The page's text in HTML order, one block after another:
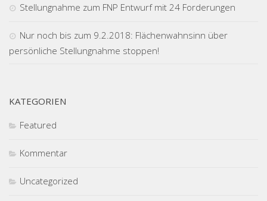
Stellungnahme zum FNP Entwurf mit 24 Forderungen
Nur noch bis zum 9.2.2018: Flächenwahnsinn über
persönliche Stellungnahme stoppen!
KATEGORIEN
Featured
Kommentar
Uncategorized